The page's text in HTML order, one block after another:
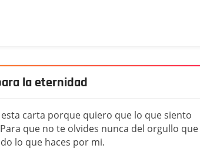
la eternidad
esta carta porque quiero que lo que siento
que no te olvides nunca del orgullo que
lo que haces por mi.